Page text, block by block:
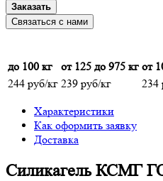
Заказать
Связаться с нами
до 100 кг от 125 до 975 кг от
244 руб/кг 239 руб/кг 234
Характеристики
Как оформить заявку
Доставка
Силикагель КСМГ